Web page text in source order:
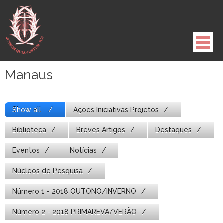
para
conteúdo
Manaus
Show all Ações Iniciativas Projetos
Biblioteca Breves Artigos Destaques
Eventos Notícias
Núcleos de Pesquisa
Número 1 - 2018 OUTONO/INVERNO
Número 2 - 2018 PRIMAREVA/VERÃO